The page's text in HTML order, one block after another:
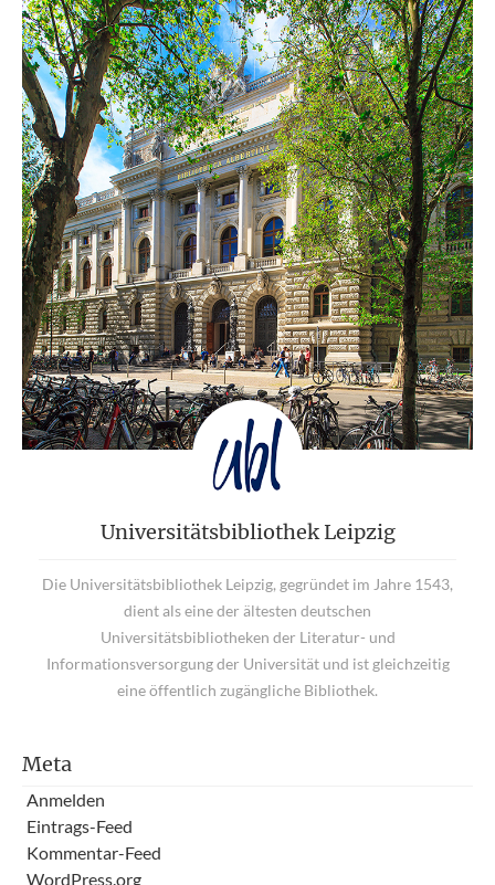
Universitätsbibliothek Leipzig
Die Universitätsbibliothek Leipzig, gegründet im Jahre 1543,
dient als eine der ältesten deutschen
Universitätsbibliotheken der Literatur- und
Informationsversorgung der Universität und ist gleichzeitig
eine öffentlich zugängliche Bibliothek.
Meta
Anmelden
Eintrags-Feed
Kommentar-Feed
WordPress.org